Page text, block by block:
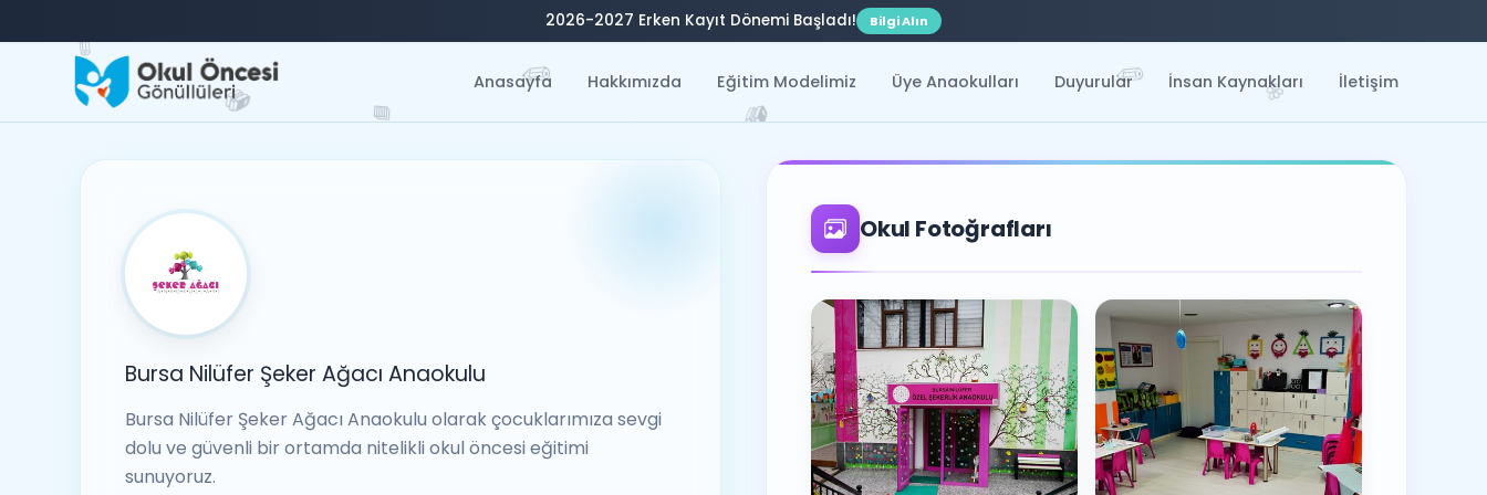
2026-2027 Erken Kayıt Dönemi Başladı! Bilgi Alın
📚 📘
✏️
📚
🍬
✏️ 🌸
✏️
Anasayfa Hakkımızda Eğitim Modelimiz Üye Anaokulları Duyurular İnsan Kaynakları İletişim
Bursa Nilüfer Şeker Ağacı Anaokulu
Bursa Nilüfer Şeker Ağacı Anaokulu olarak çocuklarımıza sevgi
dolu ve güvenli bir ortamda nitelikli okul öncesi eğitimi
sunuyoruz.
Okul Fotoğrafları